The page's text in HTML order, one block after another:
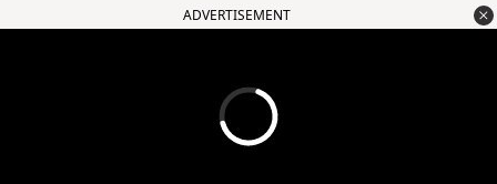
ADVERTISEMENT